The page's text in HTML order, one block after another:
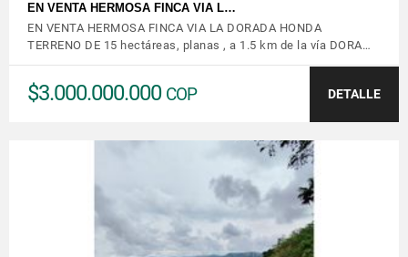
EN VENTA HERMOSA FINCA VIA L…
EN VENTA HERMOSA FINCA VIA LA DORADA HONDA
TERRENO DE 15 hectáreas, planas , a 1.5 km de la vía DORA…
$3.000.000.000 COP DETALLE